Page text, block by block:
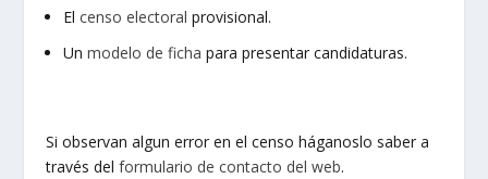
Elcenso electoral provisional.
Unmodelo de fichapara presentar candidaturas.
Si observan algun error en el censo háganoslo saber a
través delformulario de contacto del web.